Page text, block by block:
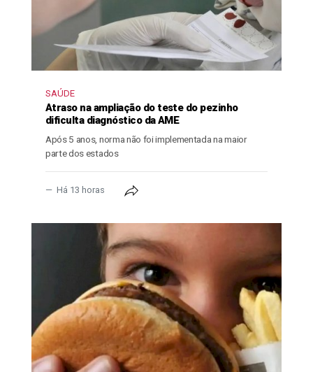
SAÚDE
Atraso na ampliação do teste do pezinho
dificulta diagnóstico da AME
Após 5 anos, norma não foi implementada na maior
parte dos estados
Há 13 horas